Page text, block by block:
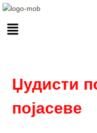
Џудисти
појасеве